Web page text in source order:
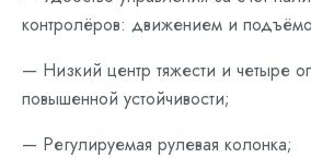
контролёров: движением и
— Низкий центр тяжести и четыре
повышенной устойчивости;
— Регулируемая рулевая колонка;